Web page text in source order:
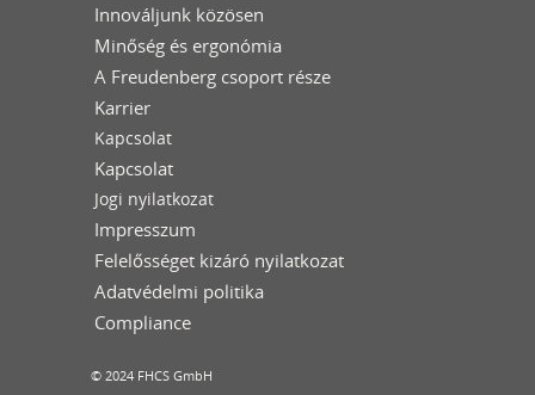
Innováljunk közösen
Minőség és ergonómia
A Freudenberg csoport része
Karrier
Kapcsolat
Kapcsolat
Jogi nyilatkozat
Impresszum
Felelősséget kizáró nyilatkozat
Adatvédelmi politika
Compliance
© 2024 FHCS GmbH